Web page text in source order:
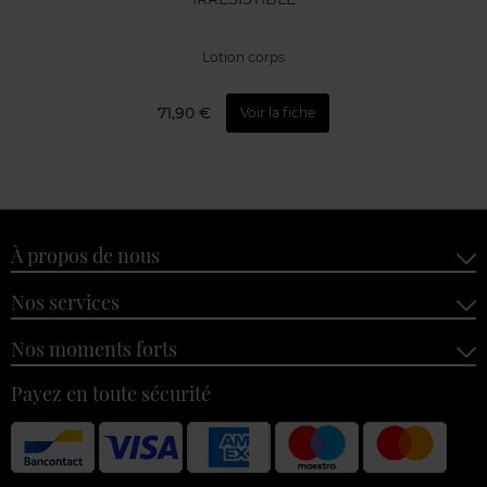
Lotion corps
71,90 € Voir la fiche
À propos de nous
Nos services
Nos moments forts
Payez en toute sécurité